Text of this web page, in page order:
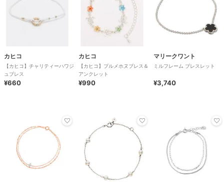
カヒコ
【カヒコ】チャリティーハワジ
ュブレス
¥660
カヒコ
【カヒコ】プルメホヌブレス＆
アンクレット
¥990
マリークワント
ミルフレーム ブレスレット
¥3,740